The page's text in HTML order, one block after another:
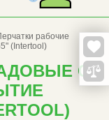
рабочие
(Intertool)
С